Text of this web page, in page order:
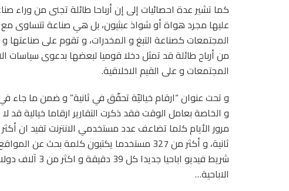
كما تشير عدة احصائيات إلى إن أرباحا طائلة تجنى من وراء
عليها مجرد هواة أو شواذ عبثيون، بل هي صناعة تتساوى مع
المجتمعات كصناعة التبغ و المخدرات، و تقوم على
من أرباح طائلة قد تمثل دخلا قوميا لبعضها بدعوى سياسات
المجتمعات و على القيم الاخلاقية.
و تحت عنوان “ارقام خياليّة تحقّق في ثانية” و ضمن ما جاء في
و الخاصة بعامل الوقت فقد ذكرت التقارير ارقاما خيالية قد
ثانية، و أكثر من 327 مستخدما يكتبون كلمة بحث
شريط فيديو
الاباحية…